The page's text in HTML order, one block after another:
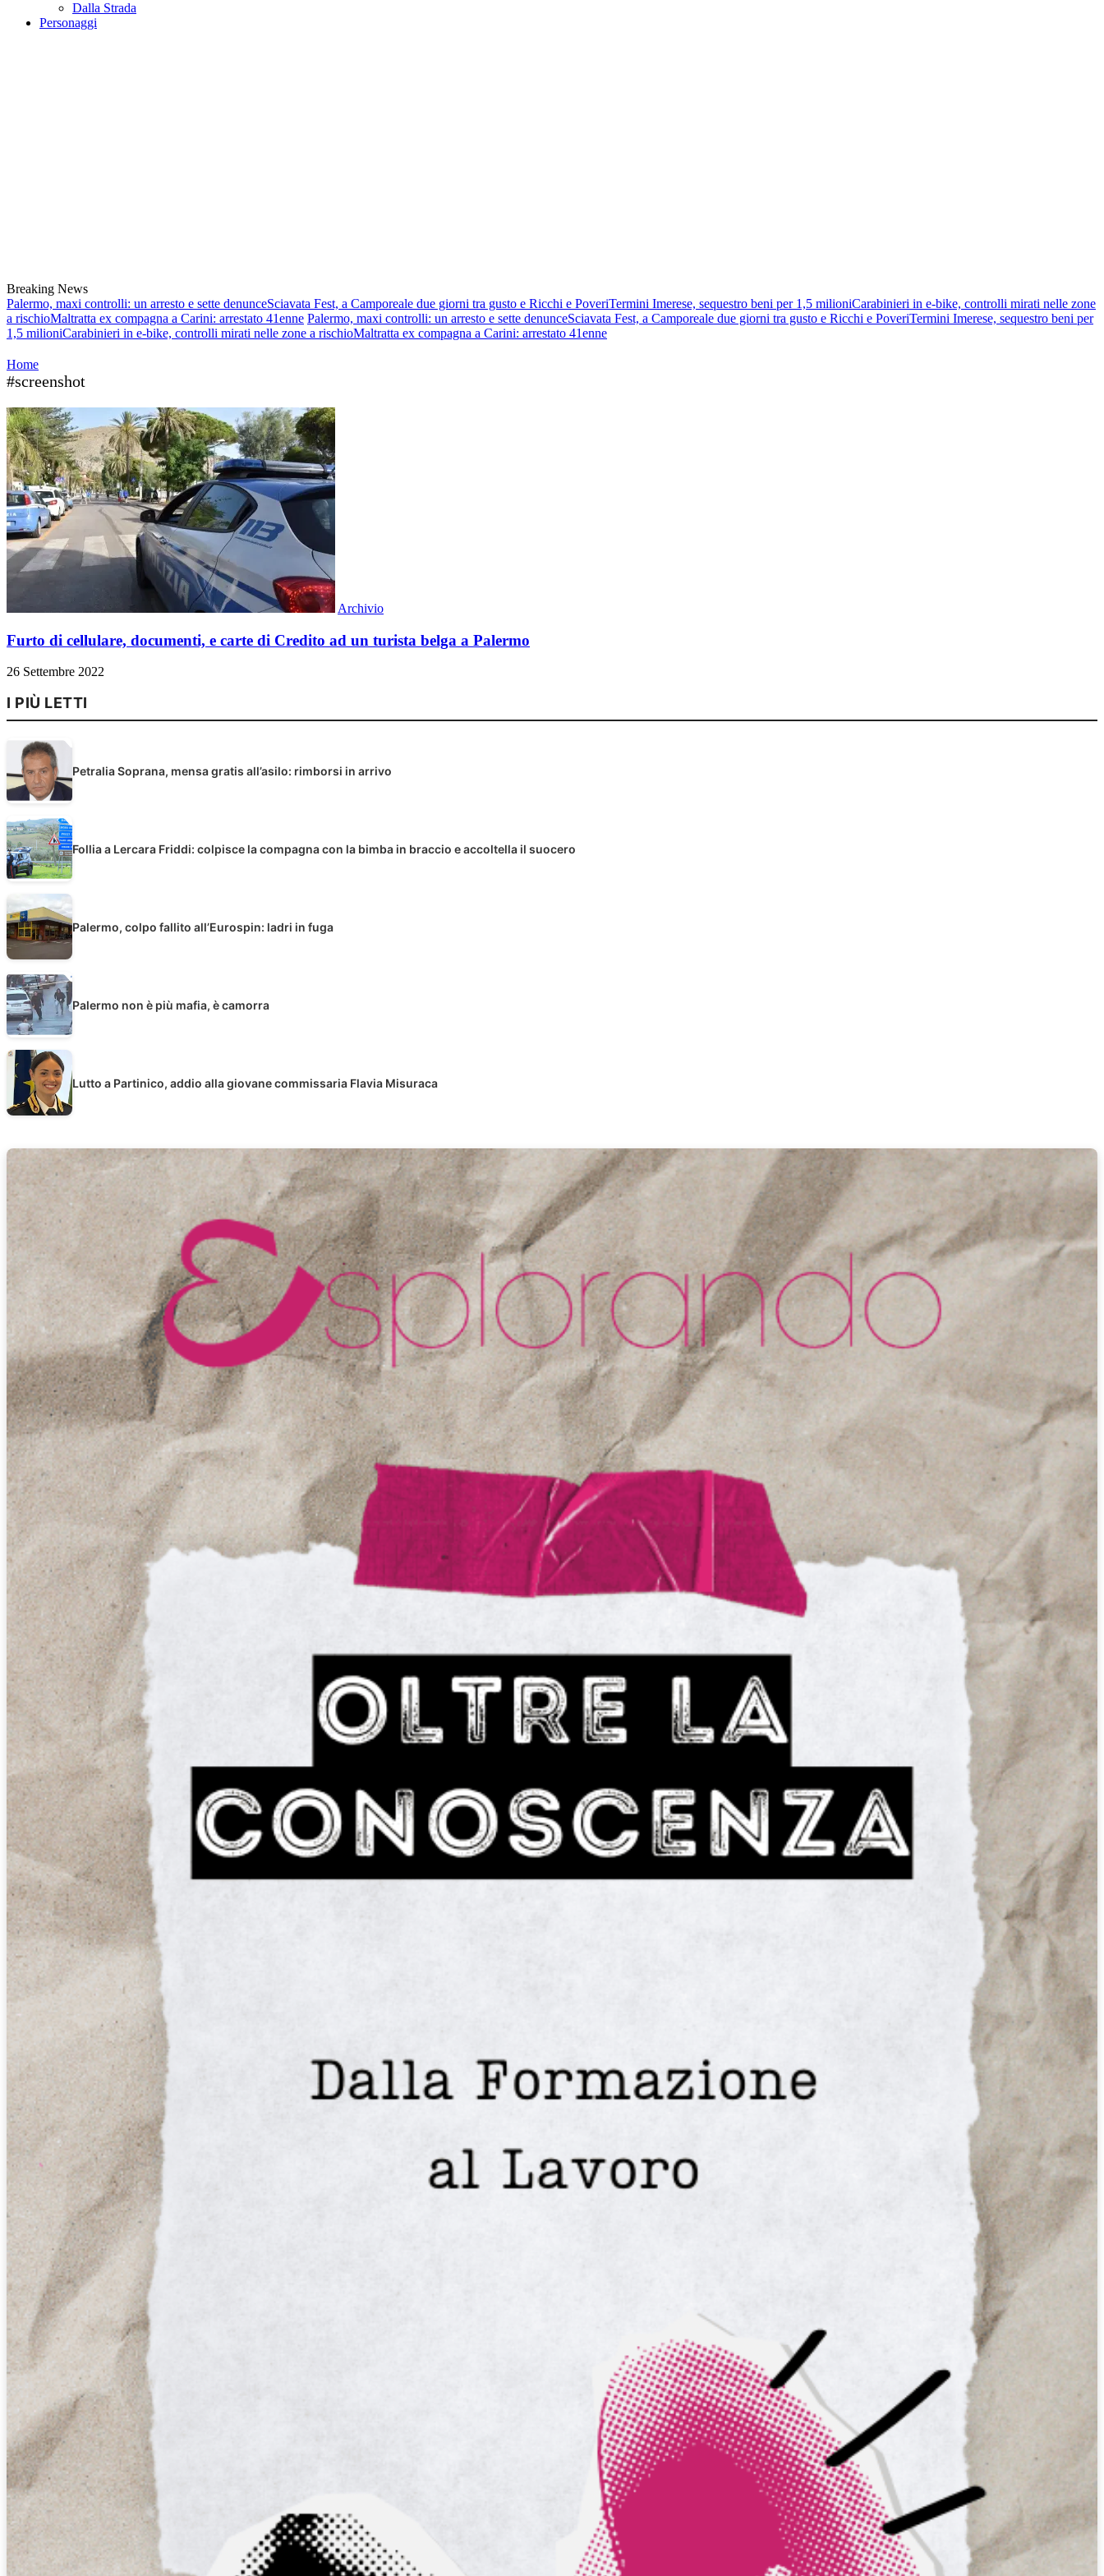
Dalla Strada
Personaggi
Breaking News
Palermo, maxi controlli: un arresto e sette denunceSciavata Fest, a Camporeale due giorni tra gusto e Ricchi e PoveriTermini Imerese, sequestro beni per 1,5 milioniCarabinieri in e-bike, controlli mirati nelle zone
a rischioMaltratta ex compagna a Carini: arrestato 41enne Palermo, maxi controlli: un arresto e sette denunceSciavata Fest, a Camporeale due giorni tra gusto e Ricchi e PoveriTermini Imerese, sequestro beni per
1,5 milioniCarabinieri in e-bike, controlli mirati nelle zone a rischioMaltratta ex compagna a Carini: arrestato 41enne
Home
#screenshot
Archivio
Furto di cellulare, documenti, e carte di Credito ad un turista belga a Palermo
26 Settembre 2022
I PIÙ LETTI
Petralia Soprana, mensa gratis all’asilo: rimborsi in arrivo
Follia a Lercara Friddi: colpisce la compagna con la bimba in braccio e accoltella il suocero
Palermo, colpo fallito all’Eurospin: ladri in fuga
Palermo non è più mafia, è camorra
Lutto a Partinico, addio alla giovane commissaria Flavia Misuraca